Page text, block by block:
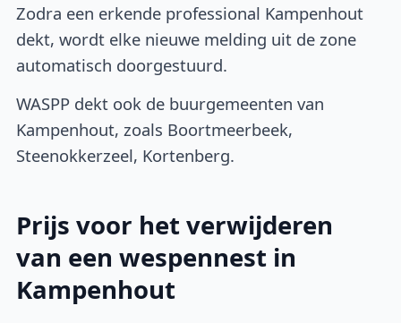
Zodra een erkende professional Kampenhout
dekt, wordt elke nieuwe melding uit de zone
automatisch doorgestuurd.
WASPP dekt ook de buurgemeenten van
Kampenhout, zoals Boortmeerbeek,
Steenokkerzeel, Kortenberg.
Prijs voor het verwijderen
van een wespennest in
Kampenhout